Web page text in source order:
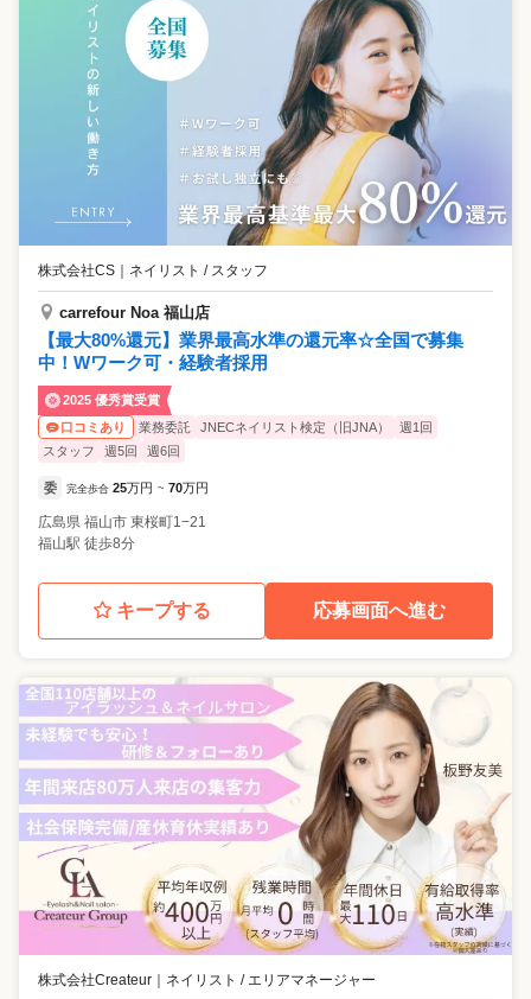
株式会社CS ネイリスト / スタッフ
carrefour Noa 福山店
【最大80%還元】業界最高水準の還元率☆全国で募集
中！Wワーク可・経験者採用
2025 優秀賞受賞
口コミあり
業務委託 JNECネイリスト検定（旧JNA）
週1回
スタッフ
週5回 週6回
委 完全歩合 25万円 ~ 70万円
広島県 福山市 東桜町1−21
福山駅 徒歩8分
キープする 応募画面へ進む
株式会社Createur ネイリスト / エリアマネージャー